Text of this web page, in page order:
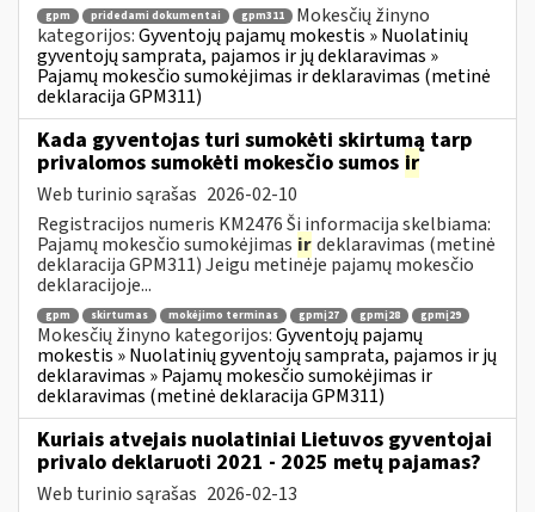
gpm pridedami dokumentai gpm311
Mokesčių žinyno
kategorijos:Gyventojų pajamų mokestis » Nuolatinių
gyventojų samprata, pajamos ir jų deklaravimas »
Pajamų mokesčio sumokėjimas ir deklaravimas (metinė
deklaracija GPM311)
Kada gyventojas turi sumokėti skirtumą tarp
privalomos sumokėti mokesčio sumos ir
Web turinio sąrašas 2026-02-10
Registracijos numeris KM2476 Ši informacija skelbiama:
Pajamų mokesčio sumokėjimas irdeklaravimas (metinė
deklaracija GPM311) Jeigu metinėje pajamų mokesčio
deklaracijoje...
gpm skirtumas mokėjimo terminas gpmį27 gpmį28 gpmį29
Mokesčių žinyno kategorijos:Gyventojų pajamų
mokestis » Nuolatinių gyventojų samprata, pajamos ir jų
deklaravimas » Pajamų mokesčio sumokėjimas ir
deklaravimas (metinė deklaracija GPM311)
Kuriais atvejais nuolatiniai Lietuvos gyventojai
privalo deklaruoti 2021 - 2025 metų pajamas?
Web turinio sąrašas 2026-02-13